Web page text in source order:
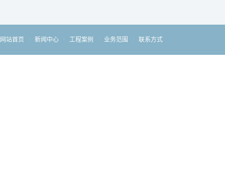
网站首页 新闻中心 工程案例 业务范围 联系方式